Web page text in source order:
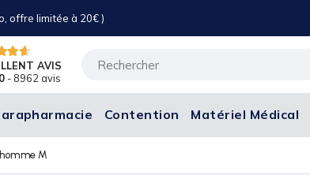
offre limitée à 20€ )
AVIS
- 8962 avis
Contention Matériel Médical
M